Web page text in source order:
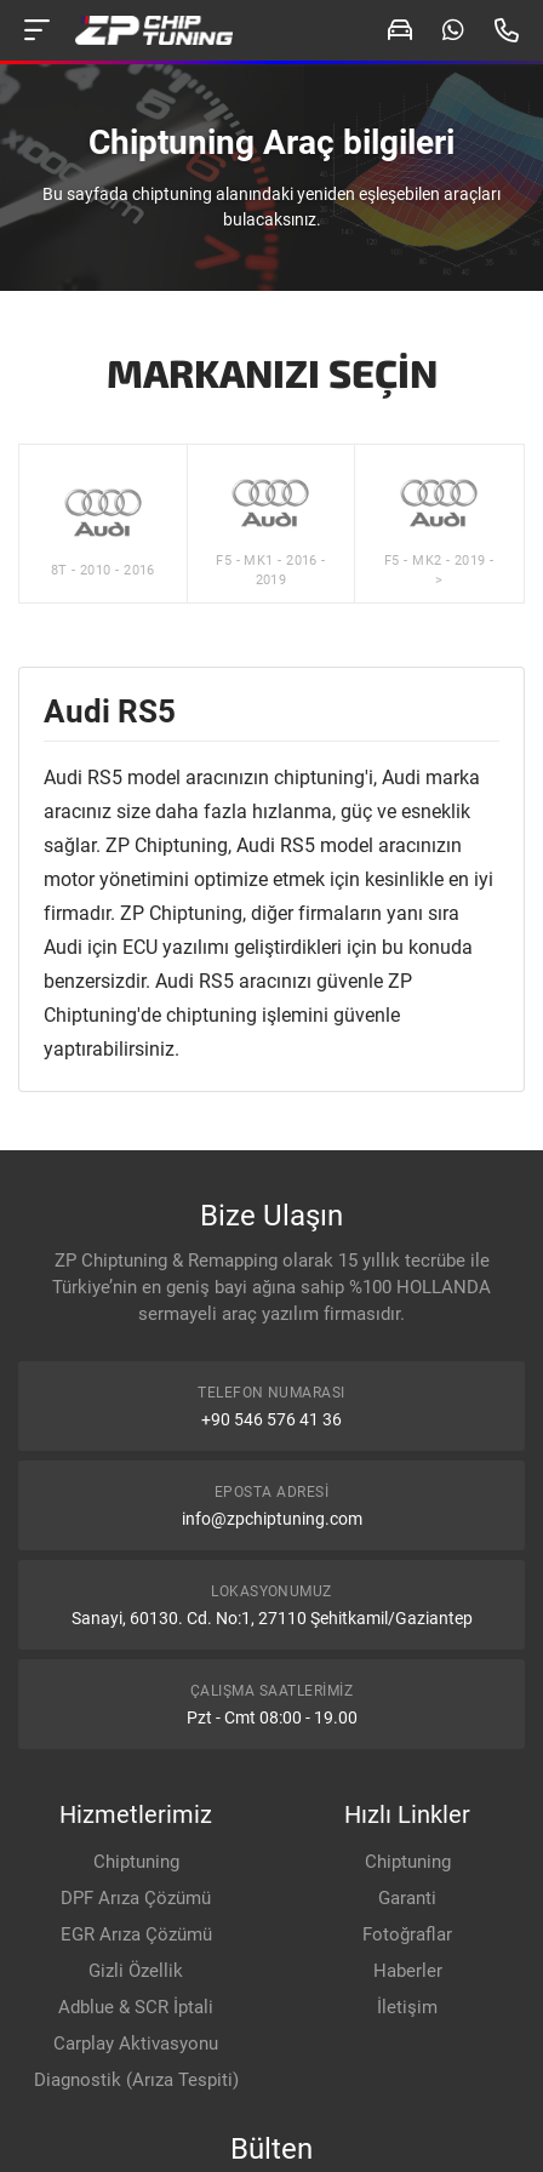
Chiptuning Araç bilgileri
Bu sayfada chiptuning alanındaki yeniden eşleşebilen araçları
bulacaksınız.
MARKANIZI SEÇIN
8T - 2010 - 2016
F5 - MK1 - 2016 -
2019
F5 - MK2 - 2019 -
>
Audi RS5
Audi RS5 model aracınızın chiptuning'i, Audi marka
aracınız size daha fazla hızlanma, güç ve esneklik
sağlar. ZP Chiptuning, Audi RS5 model aracınızın
motor yönetimini optimize etmek için kesinlikle en iyi
firmadır. ZP Chiptuning, diğer firmaların yanı sıra
Audi için ECU yazılımı geliştirdikleri için bu konuda
benzersizdir. Audi RS5 aracınızı güvenle ZP
Chiptuning'de chiptuning işlemini güvenle
yaptırabilirsiniz.
Bize Ulaşın
ZP Chiptuning & Remapping olarak 15 yıllık tecrübe ile
Türkiye’nin en geniş bayi ağına sahip %100 HOLLANDA
sermayeli araç yazılım firmasıdır.
TELEFON NUMARASI
+90 546 576 41 36
EPOSTA ADRESI
info@zpchiptuning.com
LOKASYONUMUZ
Sanayi, 60130. Cd. No:1, 27110 Şehitkamil/Gaziantep
ÇALIŞMA SAATLERIMIZ
Pzt - Cmt 08:00 - 19.00
Hizmetlerimiz
Chiptuning
DPF Arıza Çözümü
EGR Arıza Çözümü
Gizli Özellik
Adblue & SCR İptali
Carplay Aktivasyonu
Diagnostik (Arıza Tespiti)
Hızlı Linkler
Chiptuning
Garanti
Fotoğraflar
Haberler
İletişim
Bülten